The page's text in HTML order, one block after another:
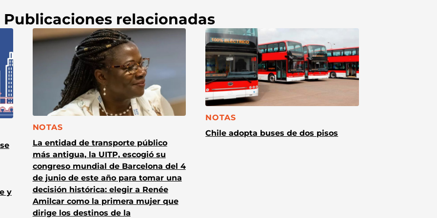
Publicaciones relacionadas
y
CATEGORÍA:
NOTAS
La entidad de transporte público
más antigua, la UITP, escogió su
congreso mundial de Barcelona del 4
de junio de este año para tomar una
decisión histórica: elegir a Renée
Amilcar como la primera mujer que
dirige los destinos de la
CATEGORÍA:
NOTAS
Chile adopta buses de dos pisos